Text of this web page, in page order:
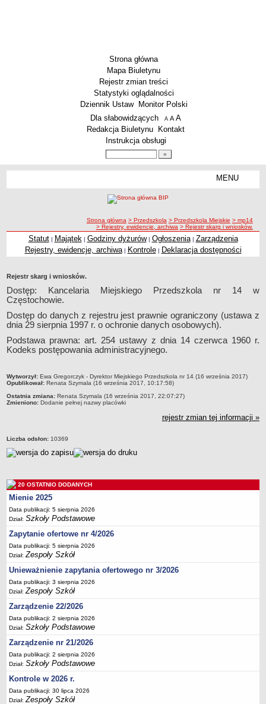
Strona główna
Mapa Biuletynu
Rejestr zmian treści
Statystyki oglądalności
Dziennik Ustaw
Monitor Polski
Menu dodatkowe
Dla słabowidzących A pomniejsz czcionkę
A standardowy rozmiar czcionki
A
Redakcja Biuletynu
Kontakt
Instrukcja obsługi
MENU
Zespoły Szkół
Techniczne Zakłady Naukowe
Przedszkola Miejskie
ARCHIWUM SZKÓŁ I PLACÓWEK
Zlikwidowane gimnazja
Przekształcone szkoły i placówki
Wielofunkcyjna Placówka
SPECJALNE OŚRODKI SZKOLNO-WYCHOWAWCZE
Specjalny Ośrodek nr 5
Dane podstawowe
Majątek
Godziny dyżurów
Zarządzenia
Kontrole
Rejestry, ewidencje, archiwa
Sprawozdania
Deklaracja dostępności
PORADNIE PSYCHOLOGICZNO-PEDAGOGICZNE
Zespół Poradni
BIURO FINANSÓW OŚWIATY
Dane podstawowe
Statut
Majątek
Godziny dyżurów
Ogłoszenia
Zarządzenia
Rejestry, ewidencje, archiwa
ścieżka nawigacji
Strona główna > Przedszkola > Przedszkola Miejskie > mp14
> Rejestry, ewidencje, archiwa > Rejestr skarg i wniosków.
Statut| Majątek | Godziny dyżurów| Ogłoszenia| Zarządzenia
Rejestry, ewidencje, archiwa| Kontrole| Deklaracja dostępności
Rejestr skarg i wniosków.
Dostęp: Kancelaria Miejskiego Przedszkola nr 14 w
Częstochowie.
Dostęp do danych z rejestru jest prawnie ograniczony (ustawa z
dnia 29 sierpnia 1997 r. o ochronie danych osobowych).
Podstawa prawna: art. 254 ustawy z dnia 14 czerwca 1960 r.
Kodeks postępowania administracyjnego.
metryczka
Wytworzył: Ewa Gregorczyk - Dyrektor Miejskiego Przedszkola nr 14 (16 września 2017)
Opublikował: Renata Szymala (16 września 2017, 10:17:58)
Ostatnia zmiana: Renata Szymala (16 września 2017, 22:07:27)
Zmieniono: Dodanie pełnej nazwy placówki
rejestr zmian tej informacji »
Liczba odsłon: 10369
20 OSTATNIO DODANYCH
Mienie 2025
Data publikacji: 5 sierpnia 2026
Dział:Szkoły Podstawowe
Zapytanie ofertowe nr 4/2026
Data publikacji: 5 sierpnia 2026
Dział:Zespoły Szkół
Unieważnienie zapytania ofertowego nr 3/2026
Data publikacji: 3 sierpnia 2026
Dział:Zespoły Szkół
Zarządzenie 22/2026
Data publikacji: 2 sierpnia 2026
Dział:Szkoły Podstawowe
Zarządzenie nr 21/2026
Data publikacji: 2 sierpnia 2026
Dział:Szkoły Podstawowe
Kontrole w 2026 r.
Data publikacji: 30 lipca 2026
Dział:Zespoły Szkół